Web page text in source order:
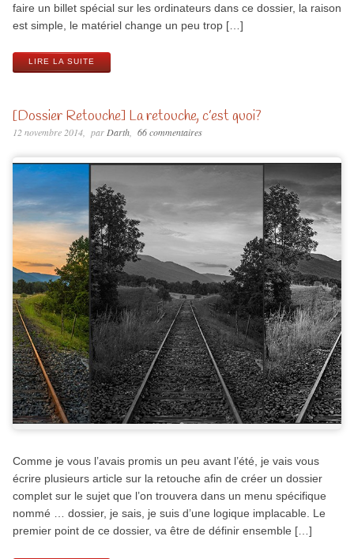
faire un billet spécial sur les ordinateurs dans ce dossier, la raison
est simple, le matériel change un peu trop […]
LIRE LA SUITE
[Dossier Retouche] La retouche, c’est quoi?
12 novembre 2014 par Darth 66 commentaires
Comme je vous l’avais promis un peu avant l’été, je vais vous
écrire plusieurs article sur la retouche afin de créer un dossier
complet sur le sujet que l’on trouvera dans un menu spécifique
nommé … dossier, je sais, je suis d’une logique implacable. Le
premier point de ce dossier, va être de définir ensemble […]